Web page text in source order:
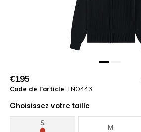
€195
Code de l'article: TNO443
Choisissez votre taille
S
M